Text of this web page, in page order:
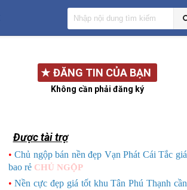
★ ĐĂNG TIN CỦA BẠN
Không cần phải đăng ký
Được tài trợ
•Chủ ngộp bán nền đẹp Vạn Phát Cái Tắc giá
bao rẻ CHỦ NGỘP
•Nền cực đẹp giá tốt khu Tân Phú Thạnh cần